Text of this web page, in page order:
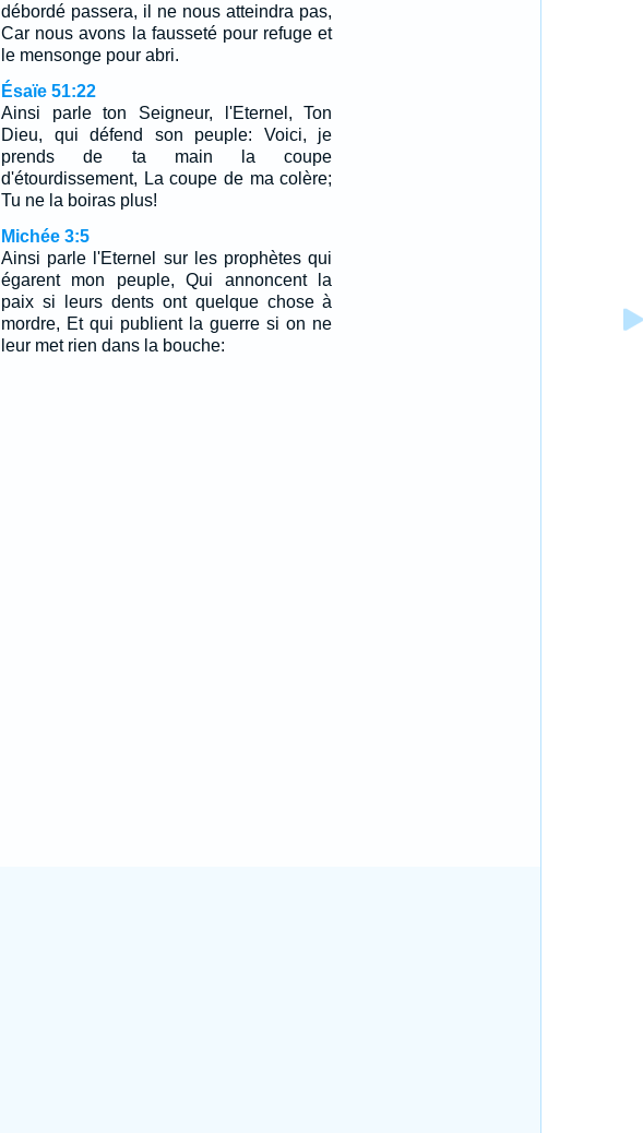
débordé passera, il ne nous atteindra pas,
Car nous avons la fausseté pour refuge et
le mensonge pour abri.
Ésaïe 51:22
Ainsi parle ton Seigneur, l'Eternel, Ton
Dieu, qui défend son peuple: Voici, je
prends de ta main la coupe
d'étourdissement, La coupe de ma colère;
Tu ne la boiras plus!
Michée 3:5
Ainsi parle l'Eternel sur les prophètes qui
égarent mon peuple, Qui annoncent la
paix si leurs dents ont quelque chose à
mordre, Et qui publient la guerre si on ne
leur met rien dans la bouche: